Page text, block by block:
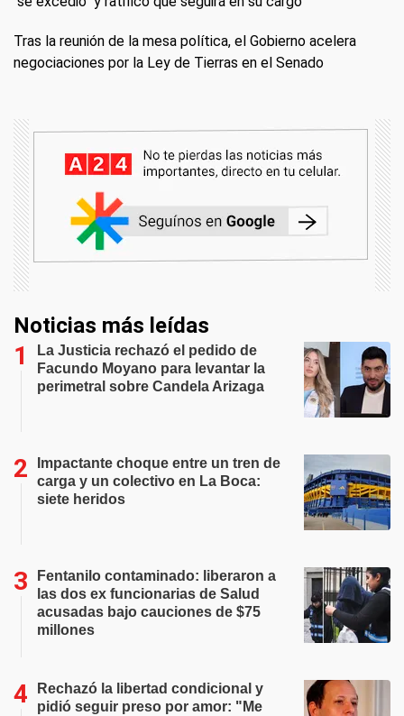
Tras la reunión de la mesa política, el Gobierno acelera
negociaciones por la Ley de Tierras en el Senado
Noticias más leídas
La Justicia rechazó el pedido de
Facundo Moyano para levantar la
perimetral sobre Candela Arizaga
Impactante choque entre un tren de
carga y un colectivo en La Boca:
siete heridos
Fentanilo contaminado: liberaron a
las dos ex funcionarias de Salud
acusadas bajo cauciones de $75
millones
Rechazó la libertad condicional y
pidió seguir preso por amor: "Me